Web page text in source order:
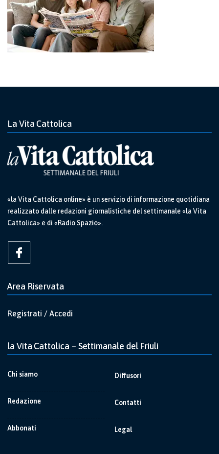
La Vita Cattolica
«la Vita Cattolica online» è un servizio di informazione quotidiana
realizzato dalle redazioni giornalistiche del settimanale «la Vita
Cattolica» e di «Radio Spazio».
Area Riservata
Registrati / Accedi
la Vita Cattolica – Settimanale del Friuli
Chi siamo
Redazione
Abbonati
Diffusori
Contatti
Legal